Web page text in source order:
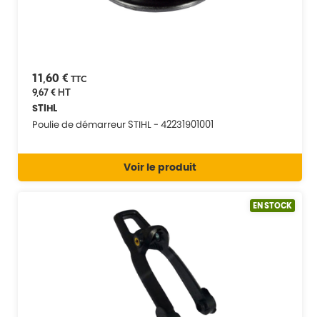
11,60 € TTC
9,67 €HT
STIHL
Poulie de démarreur STIHL - 42231901001
Voir le produit
EN STOCK